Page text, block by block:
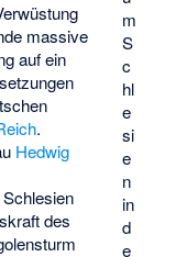
m
S
c
hl
e
si
e
n
in
d
e
massive
auf ein
.
Hedwig
des